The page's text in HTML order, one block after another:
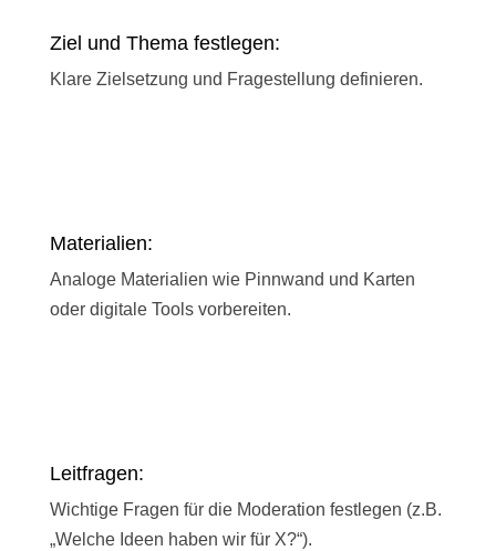
Ziel und Thema festlegen:
Klare Zielsetzung und Fragestellung definieren.
Materialien:
Analoge Materialien wie Pinnwand und Karten
oder digitale Tools vorbereiten.
Leitfragen:
Wichtige Fragen für die Moderation festlegen (z.B.
„Welche Ideen haben wir für X?“).